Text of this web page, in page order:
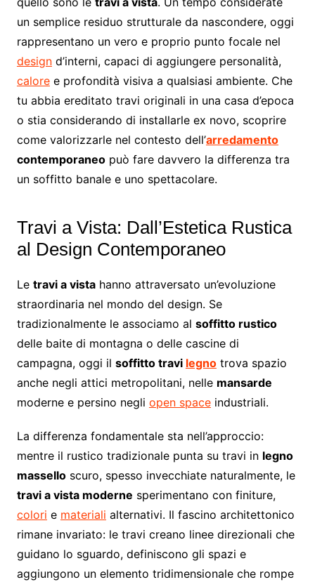
un semplice residuo strutturale da nascondere, oggi
rappresentano un vero e proprio punto focale nel
designd’interni, capaci di aggiungere personalità,
caloree profondità visiva a qualsiasi ambiente. Che
tu abbia ereditato travi originali in una casa d’epoca
o stia considerando di installarle ex novo, scoprire
come valorizzarle nel contesto dell’arredamento
contemporaneopuò fare davvero la differenza tra
un soffitto banale e uno spettacolare.
Travi a Vista: Dall’Estetica Rustica
al Design Contemporaneo
Le travi a vistahanno attraversato un’evoluzione
straordinaria nel mondo del design. Se
tradizionalmente le associamo al soffitto rustico
delle baite di montagna o delle cascine di
campagna, oggi il soffitto travi legnotrova spazio
anche negli attici metropolitani, nelle mansarde
moderne e persino negli open spaceindustriali.
La differenza fondamentale sta nell’approccio:
mentre il rustico tradizionale punta su travi in legno
masselloscuro, spesso invecchiate naturalmente, le
travi a vista moderne sperimentano con finiture,
colori e materiali alternativi. Il fascino architettonico
rimane invariato: le travi creano linee direzionali che
guidano lo sguardo, definiscono gli spazi e
aggiungono un elemento tridimensionale che rompe